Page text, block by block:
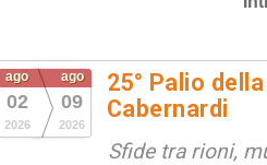
ago
02
2026
ago
09
2026
25° Palio
Cabernardi
Sfide tra rioni,